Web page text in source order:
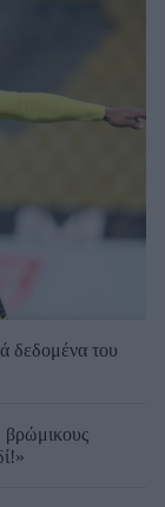
δεδομένα του
βρώμικους